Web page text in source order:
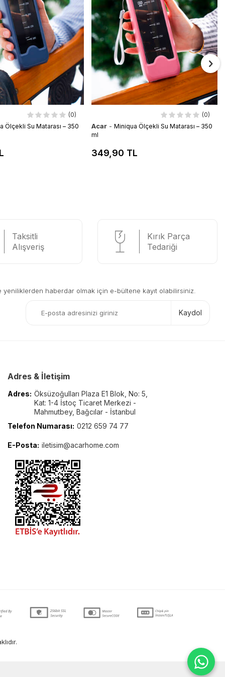
(0)
Ölçekli Su Matarası – 350
(0)
Acar - Miniqua Ölçekli Su Matarası – 350
ml
349,90 TL
Taksitli
Alışveriş
Kırık Parça
Tedariği
yeniliklerden haberdar olmak için e-bültene kayıt olabilirsiniz.
Kaydol
Adres & İletişim
Adres: Öksüzoğulları Plaza E1 Blok, No: 5,
Kat: 1-4 İstoç Ticaret Merkezi -
Mahmutbey, Bağcılar - İstanbul
Telefon Numarası: 0212 659 74 77
E-Posta: iletisim@acarhome.com